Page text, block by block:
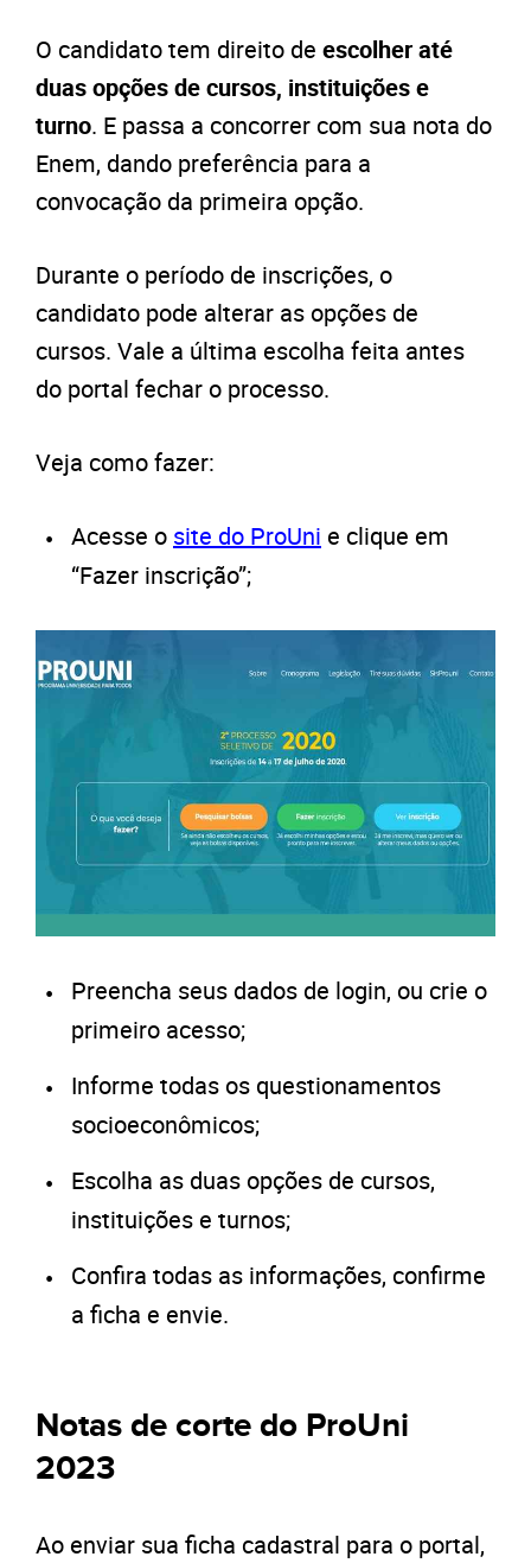
O candidato tem direito de escolher até
duas opções de cursos, instituições e
turno. E passa a concorrer com sua nota do
Enem, dando preferência para a
convocação da primeira opção.
Durante o período de inscrições, o
candidato pode alterar as opções de
cursos. Vale a última escolha feita antes
do portal fechar o processo.
Veja como fazer:
Acesse o site do ProUni e clique em
“Fazer inscrição”;
Preencha seus dados de login, ou crie o
primeiro acesso;
Informe todas os questionamentos
socioeconômicos;
Escolha as duas opções de cursos,
instituições e turnos;
Confira todas as informações, confirme
a ficha e envie.
Notas de corte do ProUni
2023
Ao enviar sua ficha cadastral para o portal,